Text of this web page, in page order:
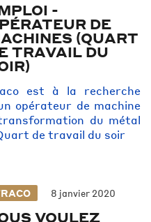
-
DE
(QUART
TRAVAIL DU
est à la recherche
opérateur de machine
du métal
de travail du soir
8 janvier 2020
VOULEZ